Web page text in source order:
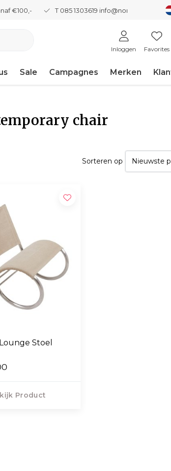
€100,- T 085 1303619 info@nordicnew.nl
Inloggen Favorites
Sale Campagnes Merken
chair
Sorteren op
Stoel
Product